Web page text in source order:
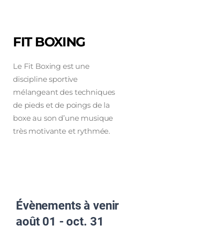
FIT BOXING
Le Fit Boxing est une
discipline sportive
mélangeant des techniques
de pieds et de poings de la
boxe au son d’une musique
très motivante et rythmée.
Évènements à venir
août 01 - oct. 31